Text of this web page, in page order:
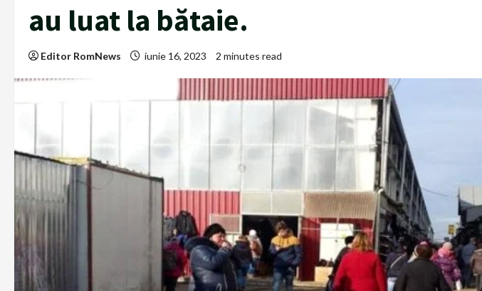
au luat la bătaie.
Editor RomNews iunie 16, 2023 2 minutes read